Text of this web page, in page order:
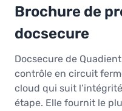
Brochure de
docsecure
Docsecure de
contrôle en circuit
cloud qui suit
étape. Elle fournit le